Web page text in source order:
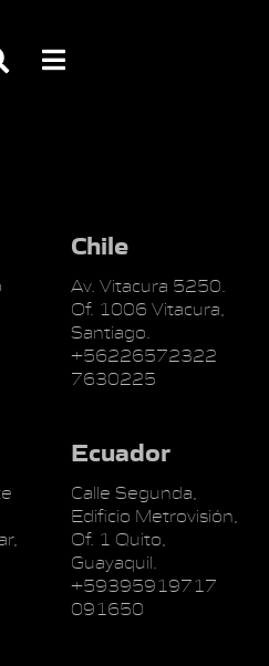
Chile
Av. Vitacura 5250.
Of. 1006 Vitacura,
Santiago.
+56226572322
7630225
Ecuador
Calle Segunda,
Edificio Metrovisión,
Of. 1 Quito,
Guayaquil.
+59395919717
091650